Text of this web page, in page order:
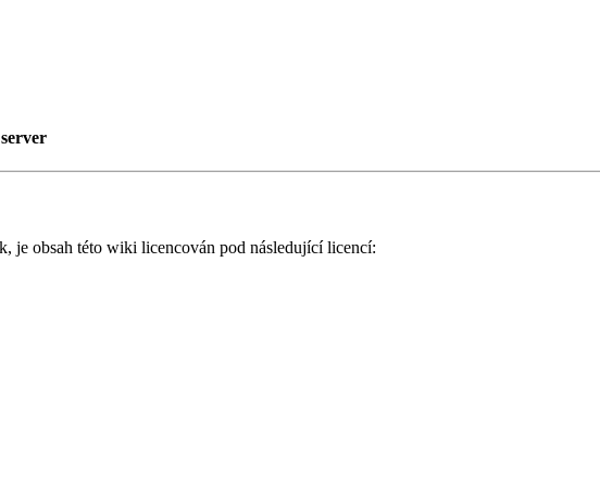
je obsah této wiki licencován pod následující licencí: